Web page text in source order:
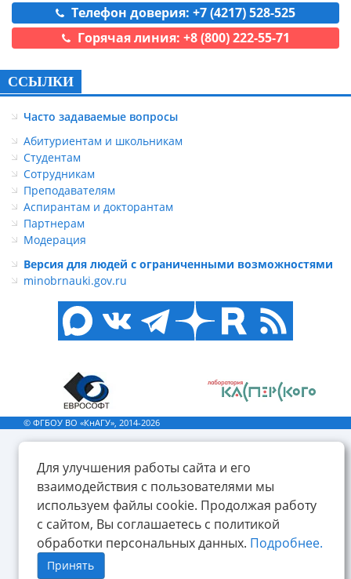
Для улучшения работы сайта и его
взаимодействия с пользователями мы
используем файлы cookie. Продолжая работу
с сайтом, Вы соглашаетесь с политикой
обработки персональных данных. Подробнее.
Принять
Телефон доверия: +7 (4217) 528-525
Горячая линия: +8 (800) 222-55-71
ССЫЛКИ
Часто задаваемые вопросы
Абитуриентам и школьникам
Студентам
Сотрудникам
Преподавателям
Аспирантам и докторантам
Партнерам
Модерация
Версия для людей с ограниченными возможностями
minobrnauki.gov.ru
© ФГБОУ ВО «КнАГУ», 2014-2026